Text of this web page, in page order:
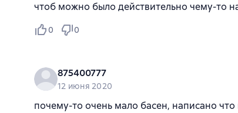
чтоб можно было действительно чему-то
0 0
875400777
12 июня 2020
почему-то очень мало басен, написано что